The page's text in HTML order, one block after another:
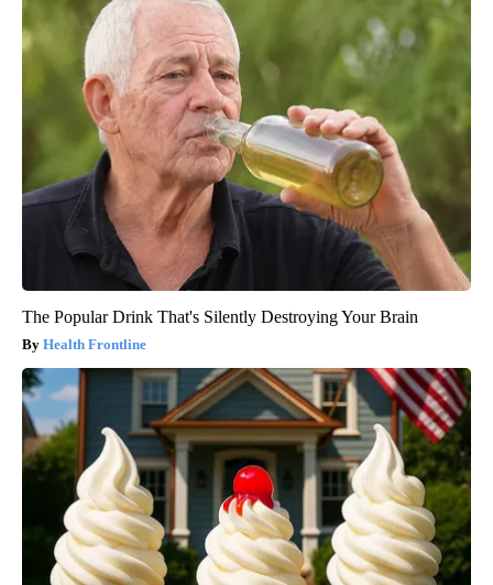
The Popular Drink That's Silently Destroying Your Brain
Health Frontline